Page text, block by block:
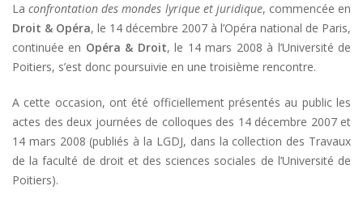
Laconfrontation des mondes lyrique et juridique, commencée en
Droit & Opéra, le 14 décembre 2007 à l’Opéra national de Paris,
continuée en Opéra & Droit, le 14 mars 2008 à l’Université de
Poitiers, s’est donc poursuivie en une troisième rencontre.
A cette occasion, ont été officiellement présentés au public les
actes des deux journées de colloques des 14 décembre 2007 et
14 mars 2008 (publiés à la LGDJ, dans la collection des Travaux
de la faculté de droit et des sciences sociales de l’Université de
Poitiers).